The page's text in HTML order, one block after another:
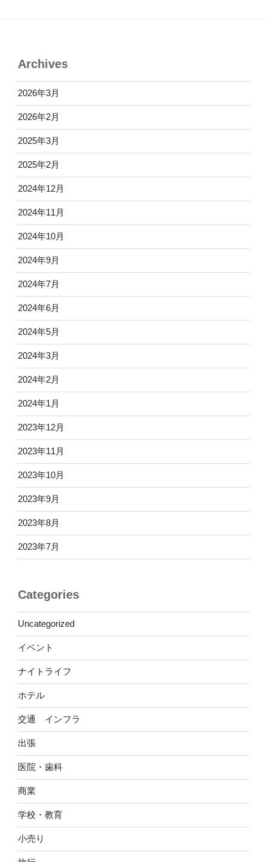
Archives
2026年3月
2026年2月
2025年3月
2025年2月
2024年12月
2024年11月
2024年10月
2024年9月
2024年7月
2024年6月
2024年5月
2024年3月
2024年2月
2024年1月
2023年12月
2023年11月
2023年10月
2023年9月
2023年8月
2023年7月
Categories
Uncategorized
イベント
ナイトライフ
ホテル
交通 インフラ
出張
医院・歯科
商業
学校・教育
小売り